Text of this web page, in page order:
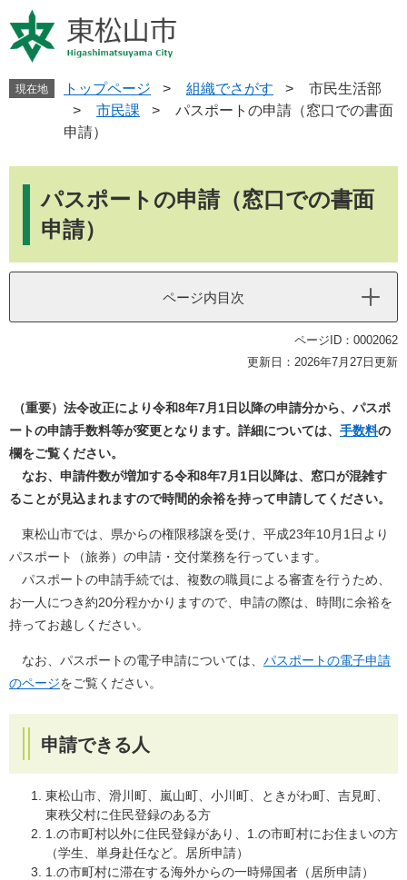
ー
ジ
ニ
ュ
現在地 トップページ > 組織でさがす >
市民生活部
>
市民課 >
パスポートの申請（窓口での書面
申請）
パスポートの申請（窓口での書面
申請）
ページ内目次
ページID：0002062
更新日：2026年7月27日更新
（重要）法令改正により令和8年7月1日以降の申請分から、パスポ
ートの申請手数料等が変更となります。詳細については、 手数料の
欄をご覧ください。
​ なお、申請件数が増加する令和8年7月1日以降は、窓口が混雑す
ることが見込まれますので時間的余裕を持って申請してください。
東松山市では、県からの権限移譲を受け、平成23年10月1日より
パスポート（旅券）の申請・交付業務を行っています。
パスポートの申請手続では、複数の職員による審査を行うため、
お一人につき約20分程かかりますので、申請の際は、時間に余裕を
持ってお越しください。
なお、パスポートの電子申請については、 パスポートの電子申請
のページをご覧ください​。
申請できる人
東松山市、滑川町、嵐山町、小川町、ときがわ町、吉見町、
東秩父村に住民登録のある方
1.の市町村以外に住民登録があり、1.の市町村にお住まいの方
（学生、単身赴任など。居所申請）
1.の市町村に滞在する海外からの一時帰国者（居所申請）